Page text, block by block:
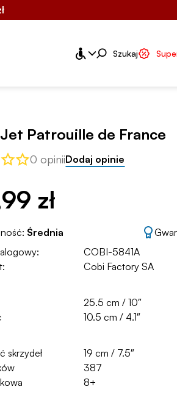
Szukaj
Patrouille de France
0 opiniiDodaj opinie
zł
Średnia
COBI-5841A
Cobi Factory SA
25.5 cm / 10″
10.5 cm / 4.1″
skrzydeł
19 cm / 7.5″
387
8+